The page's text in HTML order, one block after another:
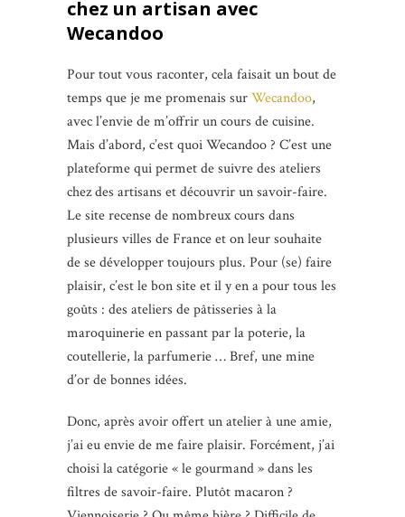
chez un artisan avec
Wecandoo
Pour tout vous raconter, cela faisait un bout de
temps que je me promenais surWecandoo,
avec l’envie de m’offrir un cours de cuisine.
Mais d’abord, c’est quoi Wecandoo ? C’est une
plateforme qui permet de suivre des ateliers
chez des artisans et découvrir un savoir-faire.
Le site recense de nombreux cours dans
plusieurs villes de France et on leur souhaite
de se développer toujours plus. Pour (se) faire
plaisir, c’est le bon site et il y en a pour tous les
goûts : des ateliers de pâtisseries à la
maroquinerie en passant par la poterie, la
coutellerie, la parfumerie … Bref, une mine
d’or de bonnes idées.
Donc, après avoir offert un atelier à une amie,
j’ai eu envie de me faire plaisir. Forcément, j’ai
choisi la catégorie « le gourmand » dans les
filtres de savoir-faire. Plutôt macaron ?